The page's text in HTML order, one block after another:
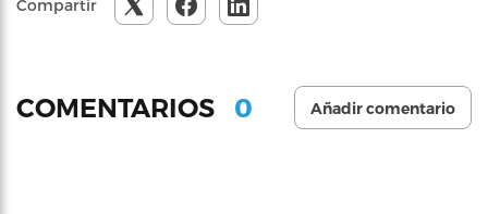
Compartir
COMENTARIOS 0 Añadir comentario